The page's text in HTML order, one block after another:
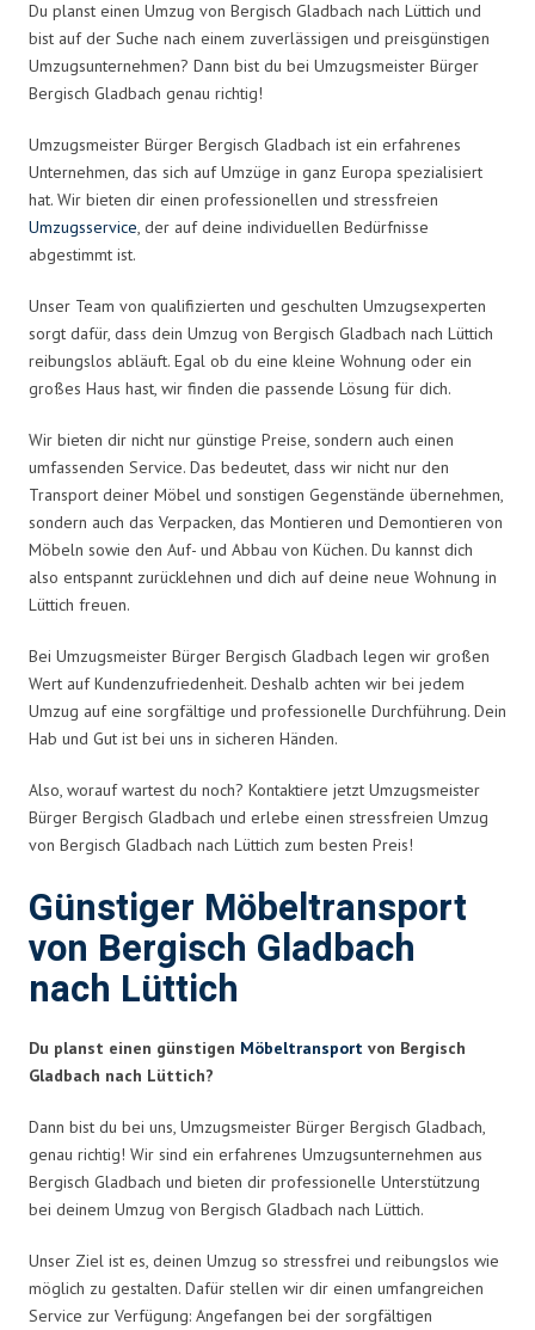
Du planst einen Umzug von Bergisch Gladbach nach Lüttich und
bist auf der Suche nach einem zuverlässigen und preisgünstigen
Umzugsunternehmen? Dann bist du bei Umzugsmeister Bürger
Bergisch Gladbach genau richtig!
Umzugsmeister Bürger Bergisch Gladbach ist ein erfahrenes
Unternehmen, das sich auf Umzüge in ganz Europa spezialisiert
hat. Wir bieten dir einen professionellen und stressfreien
Umzugsservice, der auf deine individuellen Bedürfnisse
abgestimmt ist.
Unser Team von qualifizierten und geschulten Umzugsexperten
sorgt dafür, dass dein Umzug von Bergisch Gladbach nach Lüttich
reibungslos abläuft. Egal ob du eine kleine Wohnung oder ein
großes Haus hast, wir finden die passende Lösung für dich.
Wir bieten dir nicht nur günstige Preise, sondern auch einen
umfassenden Service. Das bedeutet, dass wir nicht nur den
Transport deiner Möbel und sonstigen Gegenstände übernehmen,
sondern auch das Verpacken, das Montieren und Demontieren von
Möbeln sowie den Auf- und Abbau von Küchen. Du kannst dich
also entspannt zurücklehnen und dich auf deine neue Wohnung in
Lüttich freuen.
Bei Umzugsmeister Bürger Bergisch Gladbach legen wir großen
Wert auf Kundenzufriedenheit. Deshalb achten wir bei jedem
Umzug auf eine sorgfältige und professionelle Durchführung. Dein
Hab und Gut ist bei uns in sicheren Händen.
Also, worauf wartest du noch? Kontaktiere jetzt Umzugsmeister
Bürger Bergisch Gladbach und erlebe einen stressfreien Umzug
von Bergisch Gladbach nach Lüttich zum besten Preis!
Günstiger Möbeltransport
von Bergisch Gladbach
nach Lüttich
Du planst einen günstigen Möbeltransport von Bergisch
Gladbach nach Lüttich?
Dann bist du bei uns, Umzugsmeister Bürger Bergisch Gladbach,
genau richtig! Wir sind ein erfahrenes Umzugsunternehmen aus
Bergisch Gladbach und bieten dir professionelle Unterstützung
bei deinem Umzug von Bergisch Gladbach nach Lüttich.
Unser Ziel ist es, deinen Umzug so stressfrei und reibungslos wie
möglich zu gestalten. Dafür stellen wir dir einen umfangreichen
Service zur Verfügung: Angefangen bei der sorgfältigen